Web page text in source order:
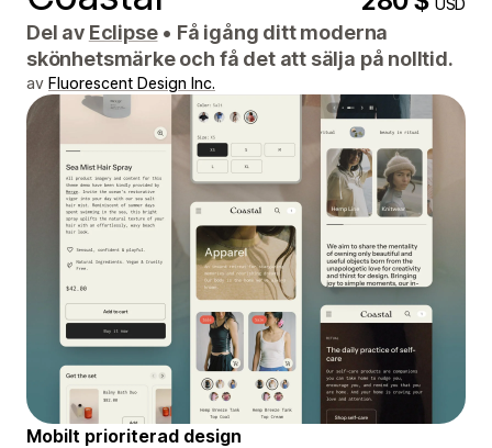
USD
Del av Eclipse • Få igång ditt moderna
skönhetsmärke och få det att sälja på nolltid.
av Fluorescent Design Inc.
Mobilt prioriterad design